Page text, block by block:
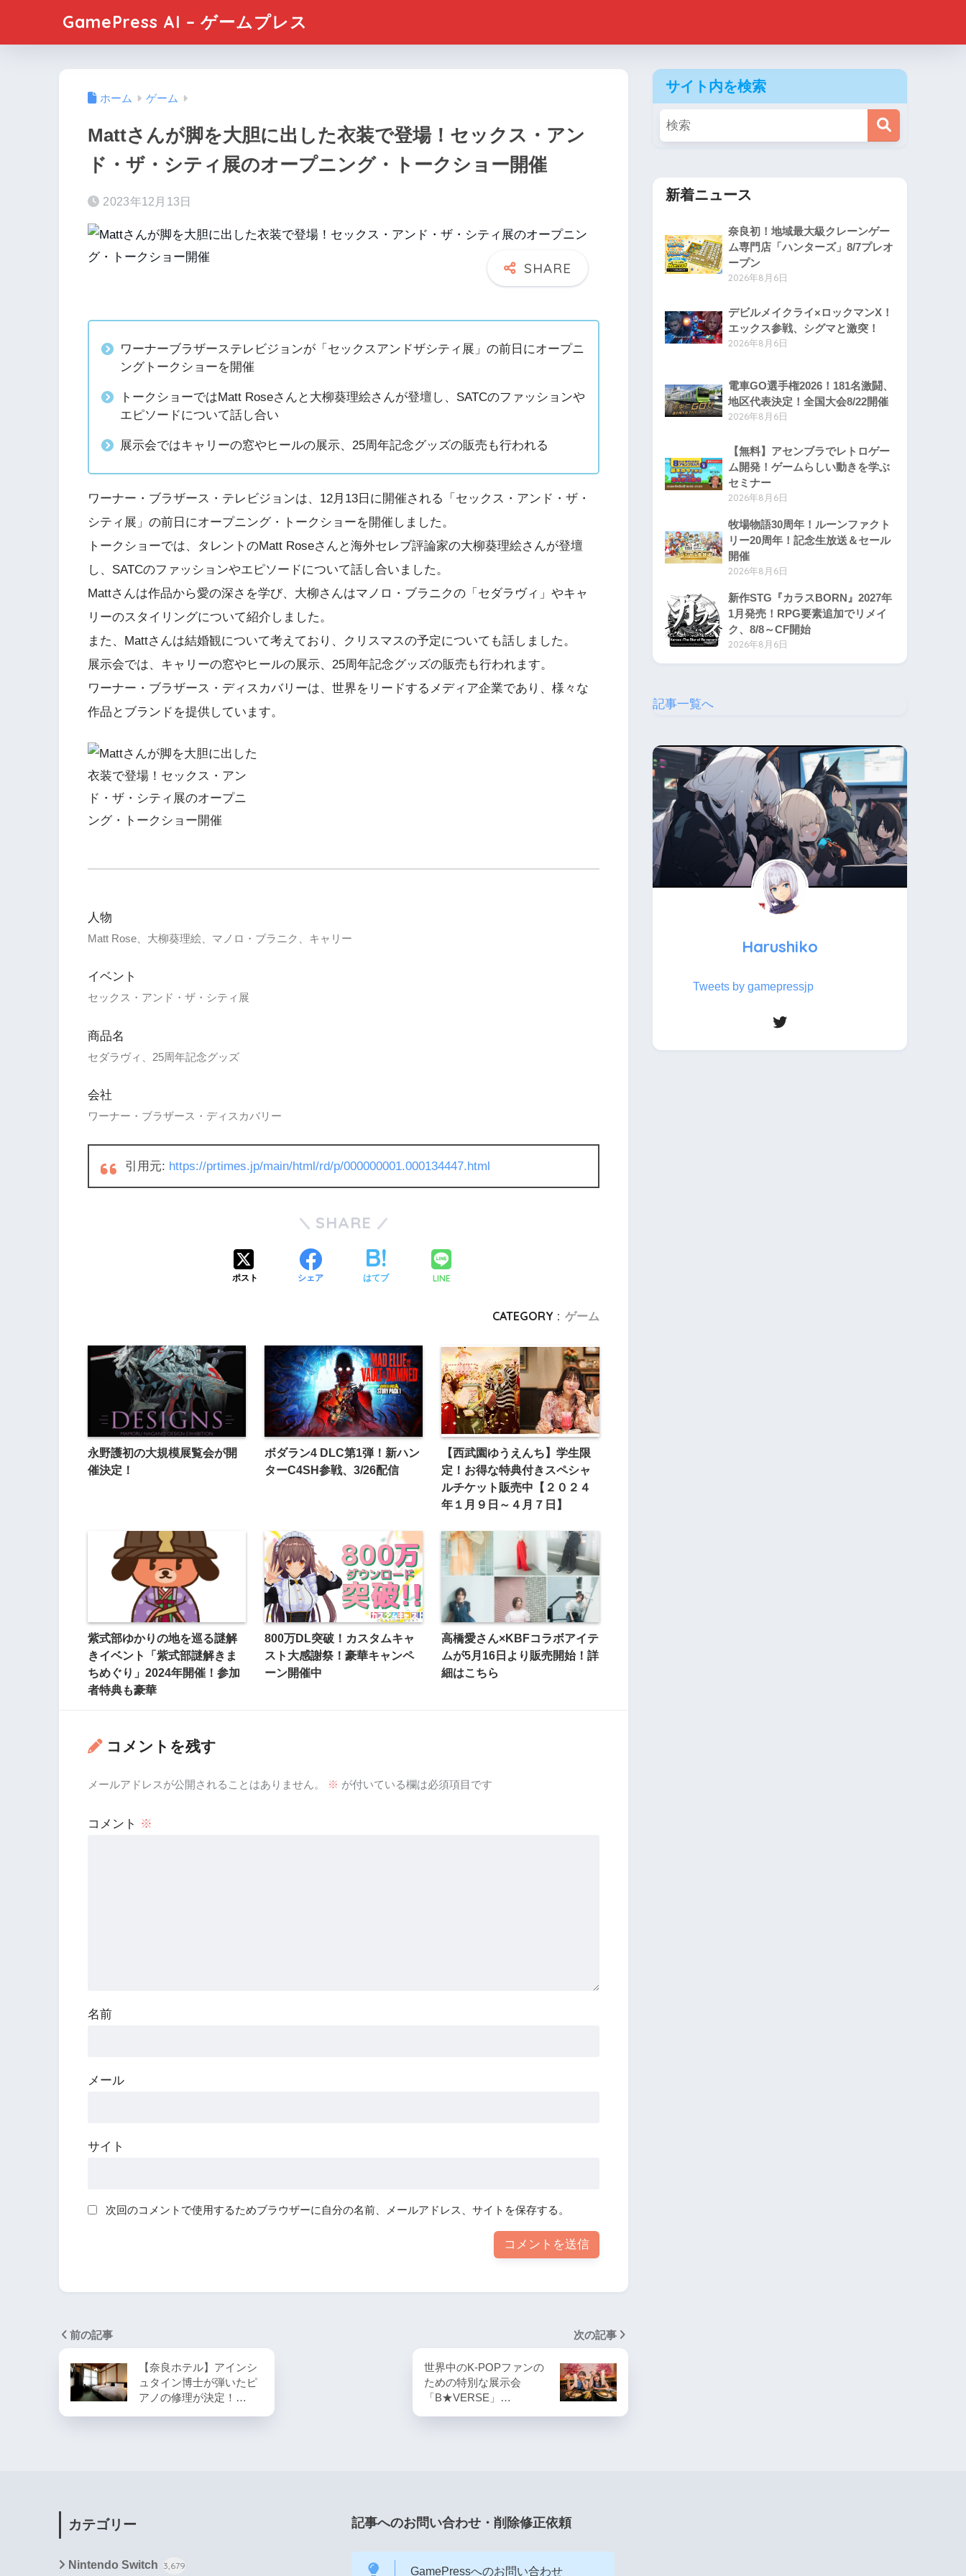
GamePress AI – ゲームプレス
ホーム ゲーム
Mattさんが脚を大胆に出した衣装で登場！セックス・アン
ド・ザ・シティ展のオープニング・トークショー開催
2023年12月13日
ワーナーブラザーステレビジョンが「セックスアンドザシティ展」の前日にオープニ
ングトークショーを開催
トークショーではMatt Roseさんと大柳葵理絵さんが登壇し、SATCのファッションや
エピソードについて話し合い
展示会ではキャリーの窓やヒールの展示、25周年記念グッズの販売も行われる
ワーナー・ブラザース・テレビジョンは、12月13日に開催される「セックス・アンド・ザ・
シティ展」の前日にオープニング・トークショーを開催しました。
トークショーでは、タレントのMatt Roseさんと海外セレブ評論家の大柳葵理絵さんが登壇
し、SATCのファッションやエピソードについて話し合いました。
Mattさんは作品から愛の深さを学び、大柳さんはマノロ・ブラニクの「セダラヴィ」やキャ
リーのスタイリングについて紹介しました。
また、Mattさんは結婚観について考えており、クリスマスの予定についても話しました。
展示会では、キャリーの窓やヒールの展示、25周年記念グッズの販売も行われます。
ワーナー・ブラザース・ディスカバリーは、世界をリードするメディア企業であり、様々な
作品とブランドを提供しています。
人物
Matt Rose、大柳葵理絵、マノロ・ブラニク、キャリー
イベント
セックス・アンド・ザ・シティ展
商品名
セダラヴィ、25周年記念グッズ
会社
ワーナー・ブラザース・ディスカバリー
引用元: https://prtimes.jp/main/html/rd/p/000000001.000134447.html
SHARE
ポスト シェア はてブ LINE
CATEGORY : ゲーム
永野護初の大規模展覧会が開
催決定！
ボダラン4 DLC第1弾！新ハン
ターC4SH参戦、3/26配信
【西武園ゆうえんち】学生限
定！お得な特典付きスペシャ
ルチケット販売中【２０２４
年１月９日～４月７日】
紫式部ゆかりの地を巡る謎解
きイベント「紫式部謎解きま
ちめぐり」2024年開催！参加
者特典も豪華
800万DL突破！カスタムキャ
スト大感謝祭！豪華キャンペ
ーン開催中
高橋愛さん×KBFコラボアイテ
ムが5月16日より販売開始！詳
細はこちら
コメントを残す
メールアドレスが公開されることはありません。 ※ が付いている欄は必須項目です
コメント ※
名前
メール
サイト
次回のコメントで使用するためブラウザーに自分の名前、メールアドレス、サイトを保存する。
前の記事
【奈良ホテル】アインシ
ュタイン博士が弾いたピ
アノの修理が決定！…
次の記事
世界中のK-POPファンの
ための特別な展示会
「B★VERSE」…
サイト内を検索
新着ニュース
奈良初！地域最大級クレーンゲー
ム専門店「ハンターズ」8/7プレオ
ープン
2026年8月6日
デビルメイクライ×ロックマンX！
エックス参戦、シグマと激突！
2026年8月6日
電車GO選手権2026！181名激闘、
地区代表決定！全国大会8/22開催
2026年8月6日
【無料】アセンブラでレトロゲー
ム開発！ゲームらしい動きを学ぶ
セミナー
2026年8月6日
牧場物語30周年！ルーンファクト
リー20周年！記念生放送＆セール
開催
2026年8月6日
新作STG『カラスBORN』2027年
1月発売！RPG要素追加でリメイ
ク、8/8～CF開始
2026年8月6日
記事一覧へ
Harushiko
Tweets by gamepressjp
カテゴリー
Nintendo Switch 3,679
記事へのお問い合わせ・削除修正依頼
GamePressへのお問い合わせ